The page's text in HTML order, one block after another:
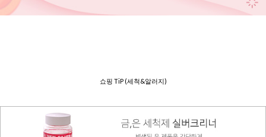
쇼핑 TiP (세척&알러지)